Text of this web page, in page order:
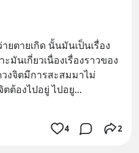
ยตายเกิด นั้นมันเป็นเรื่อง
นเกี่ยวเนื่องเรื่องราวของ
งจิตมีการสะสมมาไม่
ต้องไปอยู่ ไปอยู...
4 2